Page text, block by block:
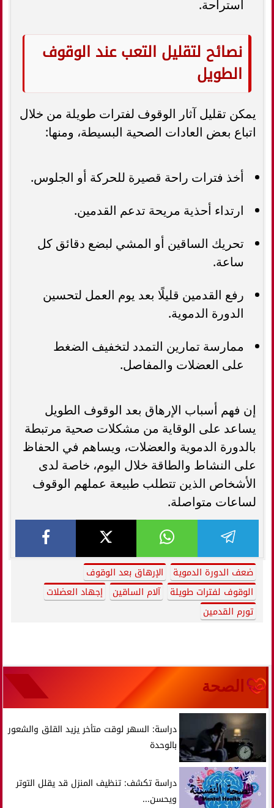
استراحة.
نصائح لتقليل التعب عند الوقوف
الطويل
يمكن تقليل آثار الوقوف لفترات طويلة من خلال
اتباع بعض العادات الصحية البسيطة، ومنها:
أخذ فترات راحة قصيرة للحركة أو الجلوس.
ارتداء أحذية مريحة تدعم القدمين.
تحريك الساقين أو المشي لبضع دقائق كل
ساعة.
رفع القدمين قليلًا بعد يوم العمل لتحسين
الدورة الدموية.
ممارسة تمارين التمدد لتخفيف الضغط
على العضلات والمفاصل.
إن فهم أسباب الإرهاق بعد الوقوف الطويل
يساعد على الوقاية من مشكلات صحية مرتبطة
بالدورة الدموية والعضلات، ويساهم في الحفاظ
على النشاط والطاقة خلال اليوم، خاصة لدى
الأشخاص الذين تتطلب طبيعة عملهم الوقوف
لساعات متواصلة.
ضعف الدورة الدموية
الإرهاق بعد الوقوف
الوقوف لفترات طويلة
آلام الساقين
إجهاد العضلات
تورم القدمين
الصحة
دراسة: السهر لوقت متأخر يزيد القلق والشعور
بالوحدة
دراسة تكشف: تنظيف المنزل قد يقلل التوتر
ويحسن...